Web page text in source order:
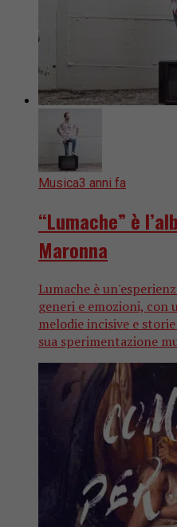
Musica3 anni fa
“Lumache” è
Maronna
Lumache è
generi e emozioni,
melodie incisive e
sua sperimentazione